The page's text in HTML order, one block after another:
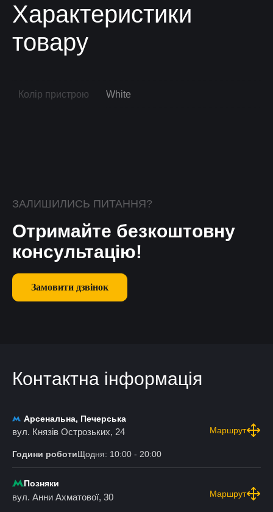
Характеристики
товару
Колір пристрою White
ЗАЛИШИЛИСЬ ПИТАННЯ?
Отримайте безкоштовну
консультацію!
Замовити дзвінок
Контактна інформація
Арсенальна, Печерська
вул. Князів Острозьких, 24 Маршрут
Години роботиЩодня: 10:00 - 20:00
Позняки
вул. Анни Ахматової, 30 Маршрут